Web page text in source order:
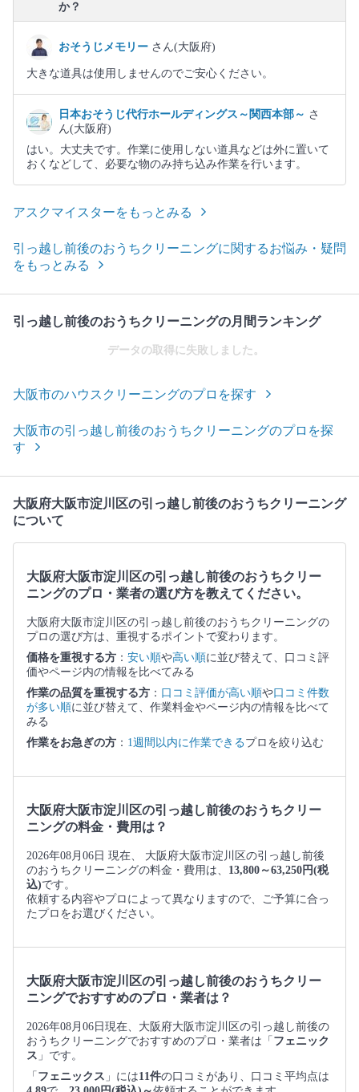
か？
おそうじメモリー さん(大阪府)
大きな道具は使用しませんのでご安心ください。
日本おそうじ代行ホールディングス～関西本部～ さ
ん(大阪府)
はい。大丈夫です。作業に使用しない道具などは外に置いて
おくなどして、必要な物のみ持ち込み作業を行います。
アスクマイスターをもっとみる
引っ越し前後のおうちクリーニングに関するお悩み・疑問
をもっとみる
引っ越し前後のおうちクリーニングの月間ランキング
データの取得に失敗しました。
大阪市のハウスクリーニングのプロを探す
大阪市の引っ越し前後のおうちクリーニングのプロを探
す
大阪府大阪市淀川区の引っ越し前後のおうちクリーニング
について
大阪府大阪市淀川区の引っ越し前後のおうちクリー
ニングのプロ・業者の選び方を教えてください。
大阪府大阪市淀川区の引っ越し前後のおうちクリーニングの
プロの選び方は、重視するポイントで変わります。
価格を重視する方 ： 安い順や高い順に並び替えて、口コミ評
価やページ内の情報を比べてみる
作業の品質を重視する方 ： 口コミ評価が高い順や口コミ件数
が多い順に並び替えて、作業料金やページ内の情報を比べて
みる
作業をお急ぎの方 ： 1週間以内に作業できるプロを絞り込む
大阪府大阪市淀川区の引っ越し前後のおうちクリー
ニングの料金・費用は？
2026年08月06日 現在、 大阪府大阪市淀川区の引っ越し前後
のおうちクリーニングの料金・費用は、 13,800～63,250円(税
込)です。
依頼する内容やプロによって異なりますので、ご予算に合っ
たプロをお選びください。
大阪府大阪市淀川区の引っ越し前後のおうちクリー
ニングでおすすめのプロ・業者は？
2026年08月06日現在、大阪府大阪市淀川区の引っ越し前後の
おうちクリーニングでおすすめのプロ・業者は「 フェニック
ス 」です。
「 フェニックス 」には11件の口コミがあり、口コミ平均点は